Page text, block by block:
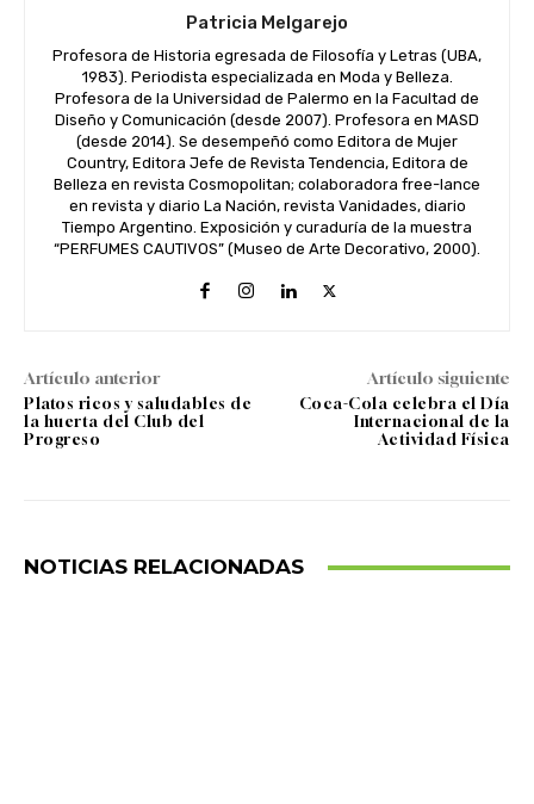
Patricia Melgarejo
Profesora de Historia egresada de Filosofía y Letras (UBA,
1983). Periodista especializada en Moda y Belleza.
Profesora de la Universidad de Palermo en la Facultad de
Diseño y Comunicación (desde 2007). Profesora en MASD
(desde 2014). Se desempeñó como Editora de Mujer
Country, Editora Jefe de Revista Tendencia, Editora de
Belleza en revista Cosmopolitan; colaboradora free-lance
en revista y diario La Nación, revista Vanidades, diario
Tiempo Argentino. Exposición y curaduría de la muestra
“PERFUMES CAUTIVOS” (Museo de Arte Decorativo, 2000).
Artículo anterior
Platos ricos y saludables de
la huerta del Club del
Progreso
Artículo siguiente
Coca-Cola celebra el Día
Internacional de la
Actividad Física
NOTICIAS RELACIONADAS